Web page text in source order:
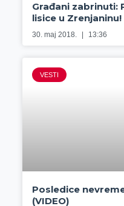
Građani zabrinuti:
lisice u Zrenjaninu!
30. maj 2018. 13:36
VESTI
Posledice
(VIDEO)